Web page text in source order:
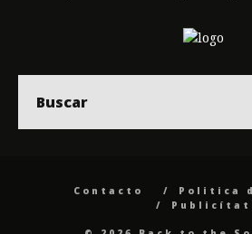
Contacto
Politica